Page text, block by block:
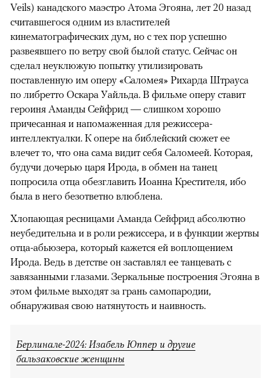
Veils) канадского маэстро Атома Эгояна, лет 20 назад
считавшегося одним из властителей
кинематографических дум, но с тех пор успешно
развеявшего по ветру свой былой статус. Сейчас он
сделал неуклюжую попытку утилизировать
поставленную им оперу «Саломея» Рихарда Штрауса
по либретто Оскара Уайльда. В фильме оперу ставит
героиня Аманды Сейфрид — слишком хорошо
причесанная и напомаженная для режиссера-
интеллектуалки. К опере на библейский сюжет ее
влечет то, что она сама видит себя Саломеей. Которая,
будучи дочерью царя Ирода, в обмен на танец
попросила отца обезглавить Иоанна Крестителя, ибо
была в него безответно влюблена.
Хлопающая ресницами Аманда Сейфрид абсолютно
неубедительна и в роли режиссера, и в функции жертвы
отца-абьюзера, который кажется ей воплощением
Ирода. Ведь в детстве он заставлял ее танцевать с
завязанными глазами. Зеркальные построения Эгояна в
этом фильме выходят за грань самопародии,
обнаруживая свою натянутость и наивность.
Берлинале-2024: Изабель Юппер и другие
бальзаковские женщины